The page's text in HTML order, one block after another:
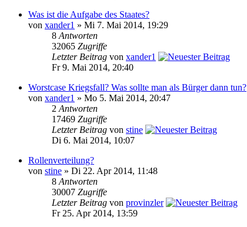
Was ist die Aufgabe des Staates?
von xander1 » Mi 7. Mai 2014, 19:29
8 Antworten
32065 Zugriffe
Letzter Beitrag von xander1
Fr 9. Mai 2014, 20:40
Worstcase Kriegsfall? Was sollte man als Bürger dann tun?
von xander1 » Mo 5. Mai 2014, 20:47
2 Antworten
17469 Zugriffe
Letzter Beitrag von stine
Di 6. Mai 2014, 10:07
Rollenverteilung?
von stine » Di 22. Apr 2014, 11:48
8 Antworten
30007 Zugriffe
Letzter Beitrag von provinzler
Fr 25. Apr 2014, 13:59